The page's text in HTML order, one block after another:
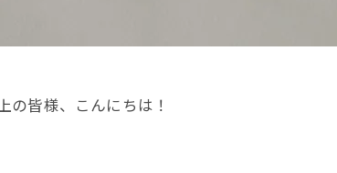
様、こんにちは！